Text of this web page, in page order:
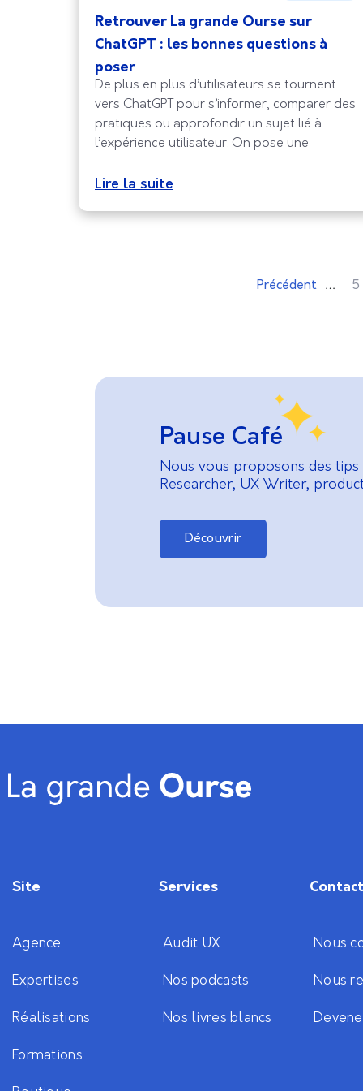
Retrouver La grande Ourse sur
ChatGPT : les bonnes questions à
poser
De plus en plus d’utilisateurs se tournent
vers ChatGPT pour s’informer, comparer des
pratiques ou approfondir un sujet lié à
l’expérience utilisateur. On pose une
contextualisée, souvent plus claire et plus
donc logique que l’on puisse retrouver La
Lire la suite
Précédent … 5
Pause Café
Nous vous proposons des tips
Researcher, UX Writer,
Découvrir
Site
Agence
Expertises
Réalisations
Formations
Services
Audit UX
Nos podcasts
Nos livres blancs
Contact
Nous
Nous